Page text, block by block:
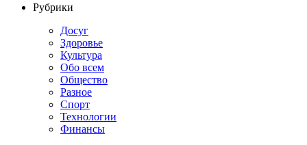
Рубрики
Досуг
Здоровье
Культура
Обо всем
Общество
Разное
Спорт
Технологии
Финансы